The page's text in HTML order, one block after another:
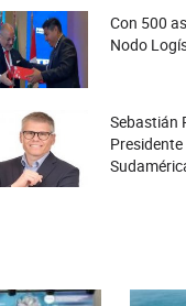
Con 500
Nodo
Sebastián